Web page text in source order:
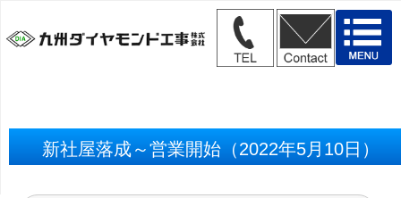
新社屋落成～営業開始（2022年5月10日）